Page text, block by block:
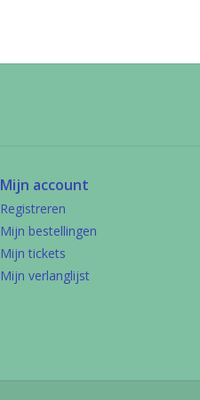
Mijn account
Registreren
Mijn bestellingen
Mijn tickets
Mijn verlanglijst